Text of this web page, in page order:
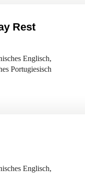
Rest
Englisch,
Portugiesisch
Englisch,